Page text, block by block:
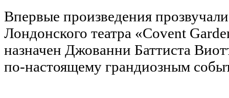
Впервые произведения
Лондонского театра «Covent
назначен Джованни Баттиста
по-настоящему грандиозным